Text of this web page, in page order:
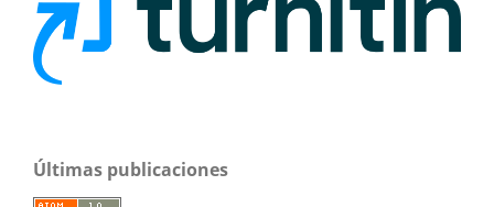
Últimas publicaciones